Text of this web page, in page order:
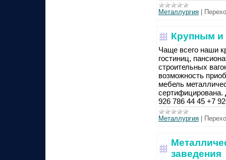
Металлургия
Крупным и
Чаще всего наши
гостиниц,
строительных
возможность
мебель
сертифицирована.
926 786 44 45 +7
Металлургия
заведения